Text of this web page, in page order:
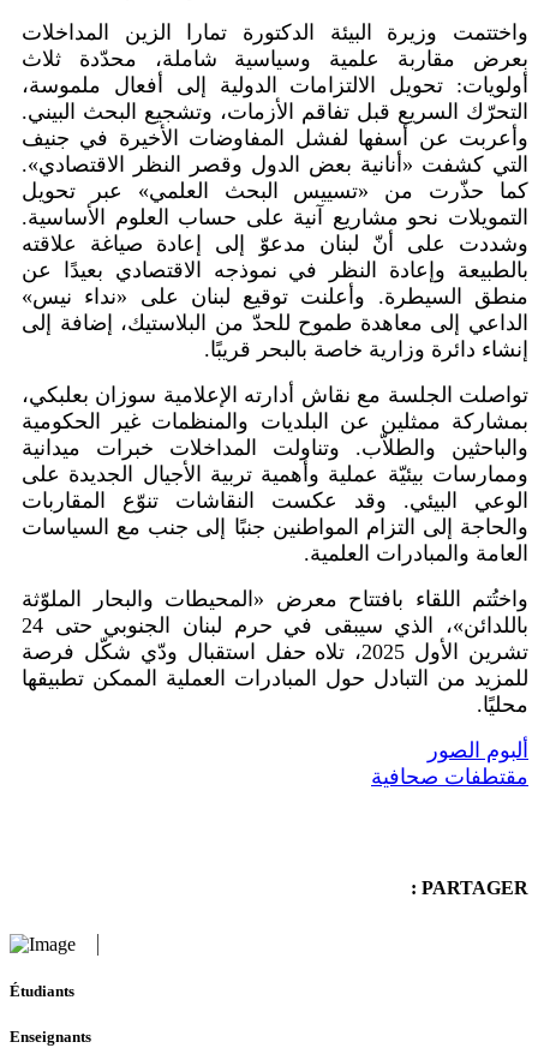
واختتمت وزيرة البيئة الدكتورة تمارا الزين المداخلات
بعرض مقاربة علمية وسياسية شاملة، محدّدة ثلاث
أولويات: تحويل الالتزامات الدولية إلى أفعال ملموسة،
التحرّك السريع قبل تفاقم الأزمات، وتشجيع البحث البيني.
وأعربت عن أسفها لفشل المفاوضات الأخيرة في جنيف
التي كشفت «أنانية بعض الدول وقصر النظر الاقتصادي».
كما حذّرت من «تسييس البحث العلمي» عبر تحويل
التمويلات نحو مشاريع آنية على حساب العلوم الأساسية.
وشددت على أنّ لبنان مدعوّ إلى إعادة صياغة علاقته
بالطبيعة وإعادة النظر في نموذجه الاقتصادي بعيدًا عن
منطق السيطرة. وأعلنت توقيع لبنان على «نداء نيس»
الداعي إلى معاهدة طموح للحدّ من البلاستيك، إضافة إلى
إنشاء دائرة وزارية خاصة بالبحر قريبًا.
تواصلت الجلسة مع نقاش أدارته الإعلامية سوزان بعلبكي،
بمشاركة ممثلين عن البلديات والمنظمات غير الحكومية
والباحثين والطلاّب. وتناولت المداخلات خبرات ميدانية
وممارسات بيئيّة عملية وأهمية تربية الأجيال الجديدة على
الوعي البيئي. وقد عكست النقاشات تنوّع المقاربات
والحاجة إلى التزام المواطنين جنبًا إلى جنب مع السياسات
العامة والمبادرات العلمية.
واختُتم اللقاء بافتتاح معرض «المحيطات والبحار الملوّثة
باللدائن»، الذي سيبقى في حرم لبنان الجنوبي حتى 24
تشرين الأول 2025، تلاه حفل استقبال ودّي شكّل فرصة
للمزيد من التبادل حول المبادرات العملية الممكن تطبيقها
محليًا.
ألبوم الصور
مقتطفات صحافية
PARTAGER :
Étudiants
Enseignants